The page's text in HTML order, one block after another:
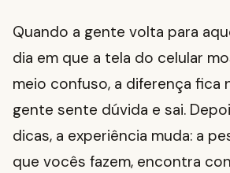
Quando a gente volta para
dia em que a tela do celular
meio confuso, a diferença fica
gente sente dúvida e sai.
dicas, a experiência muda: a
que vocês fazem, encontra